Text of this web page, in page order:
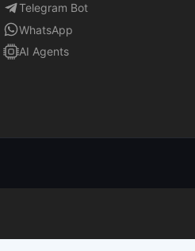
Telegram Bot
WhatsApp
AI Agents